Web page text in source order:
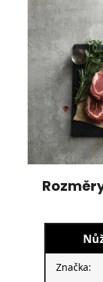
Značka: